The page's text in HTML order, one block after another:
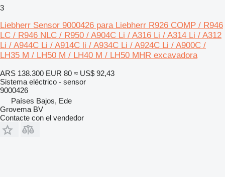
3
Liebherr Sensor 9000426 para Liebherr R926 COMP / R946
LC / R946 NLC / R950 / A904C Li / A316 Li / A314 Li / A312
Li / A944C Li / A914C li / A934C Li / A924C Li / A900C /
LH35 M / LH50 M / LH40 M / LH50 MHR excavadora
ARS 138.300 EUR 80 ≈ US$ 92,43
Sistema eléctrico - sensor
9000426
Países Bajos, Ede
Grovema BV
Contacte con el vendedor